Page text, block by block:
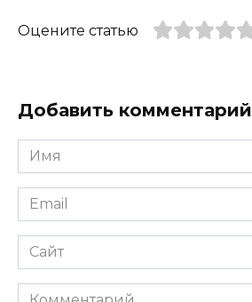
Оцените статью
Добавить комментарий
Имя
*
Email
*
Сайт
Комментарий